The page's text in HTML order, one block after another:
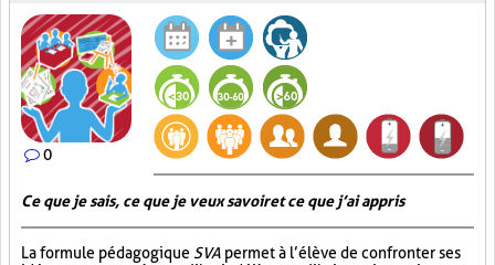
0
Ce que je sais, ce que je veux savoir et ce que j’ai appris
La formule pédagogique SVA permet à l’élève de confronter ses